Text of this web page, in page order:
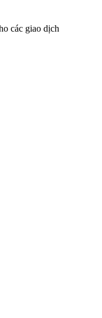
các giao dịch